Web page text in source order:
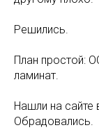
Решились.
План простой:
ламинат.
Нашли на сайте
Обрадовались.